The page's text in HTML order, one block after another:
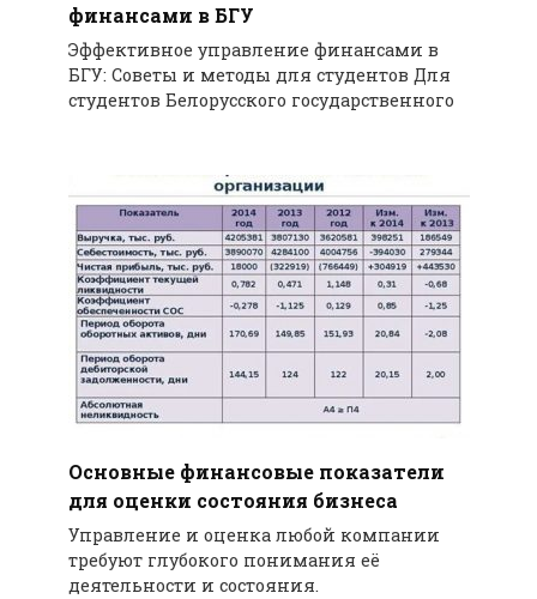
финансами в БГУ
Эффективное управление финансами в
БГУ: Советы и методы для студентов Для
студентов Белорусского государственного
Основные финансовые показатели
для оценки состояния бизнеса
Управление и оценка любой компании
требуют глубокого понимания её
деятельности и состояния.